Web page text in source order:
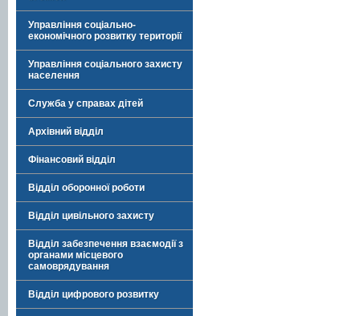
Управління соціально-
економічного розвитку території
Управління соціального захисту
населення
Служба у справах дітей
Архівний відділ
Фінансовий відділ
Відділ оборонної роботи
Відділ цивільного захисту
Відділ забезпечення взаємодії з
органами місцевого
самоврядування
Відділ цифрового розвитку